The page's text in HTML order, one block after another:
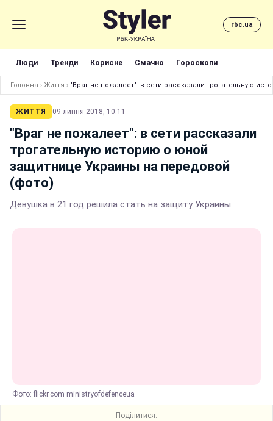
rbc.ua
Люди Тренди Корисне Смачно Гороскопи
Головна › Життя › "Враг не пожалеет": в сети рассказали трогательную
ЖИТТЯ 09 липня 2018, 10:11
"Враг не пожалеет": в сети рассказали
трогательную историю о юной
защитнице Украины на передовой
(фото)
Девушка в 21 год решила стать на защиту Украины
Фото: flickr.com ministryofdefenceua
Поділитися: